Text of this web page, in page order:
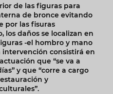
de las figuras para
de bronce evitando
por las fisuras
los daños se localizan en
-el hombro y mano
intervención consistirá en
que “se va a
y que “corre a cargo
y